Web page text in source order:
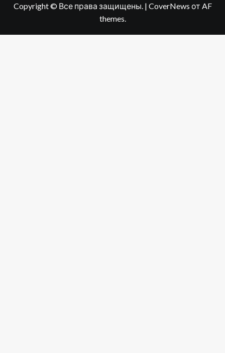
Copyright © Все права защищены. | CoverNews от AF
themes.